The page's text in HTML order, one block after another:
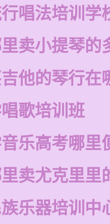
唱法培训学
卖小提琴的
他的琴行在
歌培训班
乐高考哪里
卖尤克里里
乐器培训中